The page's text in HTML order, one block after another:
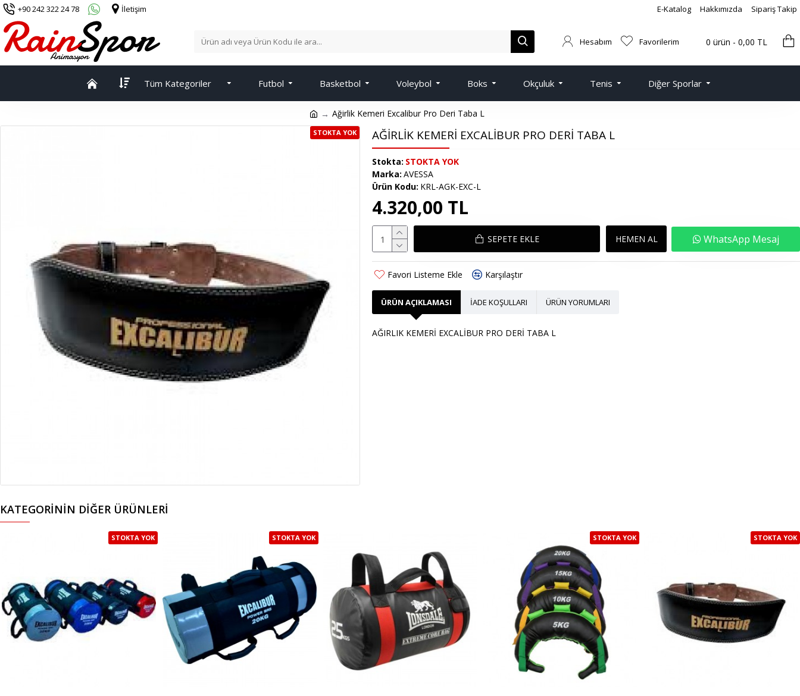
+90 242 322 24 78 İletişim E-Katalog Hakkımızda Sipariş Takip
Hesabım Favorilerim 0 ürün - 0,00 TL
Tüm Kategoriler Futbol Basketbol Voleybol Boks Okçuluk Tenis Diğer Sporlar
Ağirlik Kemeri Excalibur Pro Deri Taba L
STOKTA YOK AĞIRLIK KEMERI EXCALIBUR PRO DERI TABA L
4.320,00 TL
Stokta: STOKTA YOK
Marka: AVESSA
Ürün Kodu: KRL-AGK-EXC-L
SEPETE EKLE HEMEN AL WhatsApp Mesaj
Favori Listeme Ekle Karşılaştır
ÜRÜN AÇIKLAMASI İADE KOŞULLARI ÜRÜN YORUMLARI
AĞIRLIK KEMERİ EXCALİBUR PRO DERİ TABA L
KATEGORININ DIĞER ÜRÜNLERI
STOKTA YOK STOKTA YOK STOKTA YOK STOKTA YOK